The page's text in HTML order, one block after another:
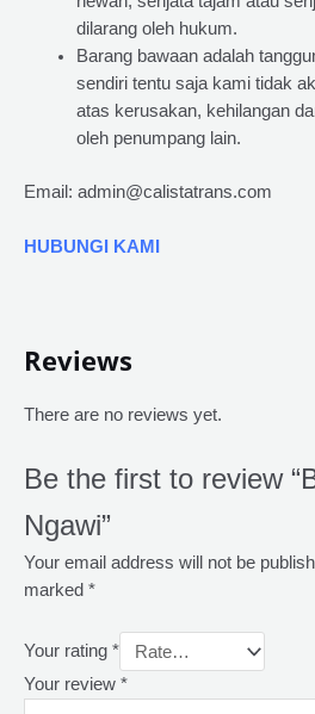
dilarang oleh hukum.
Barang bawaan adalah
sendiri tentu saja kami tidak
atas kerusakan, kehilangan
oleh penumpang lain.
Email: admin@calistatrans.com
HUBUNGI KAMI
Reviews
There are no reviews yet.
Be the first to review
Ngawi”
Your email address will not be
marked *
Your rating *
Your review *